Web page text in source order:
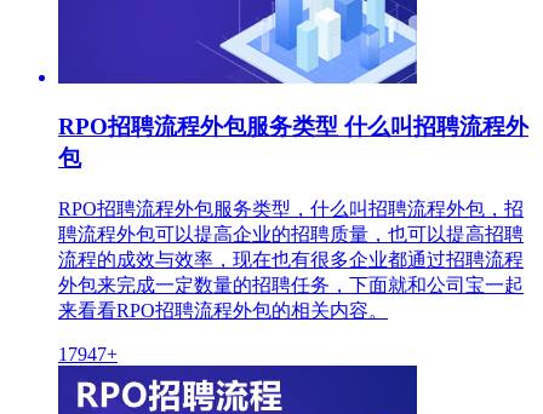
RPO招聘流程外包服务类型 什么叫招聘流程外
包
RPO招聘流程外包服务类型，什么叫招聘流程外包，招
聘流程外包可以提高企业的招聘质量，也可以提高招聘
流程的成效与效率，现在也有很多企业都通过招聘流程
外包来完成一定数量的招聘任务，下面就和公司宝一起
来看看RPO招聘流程外包的相关内容。
17947+